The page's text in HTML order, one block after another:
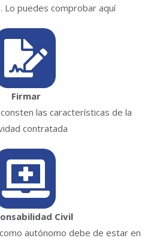
Lo puedes comprobar aquí
Firmar
las características de la
contratada
Civil
autónomo debe de estar en